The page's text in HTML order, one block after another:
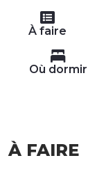
À faire
Où dormir
À FAIRE